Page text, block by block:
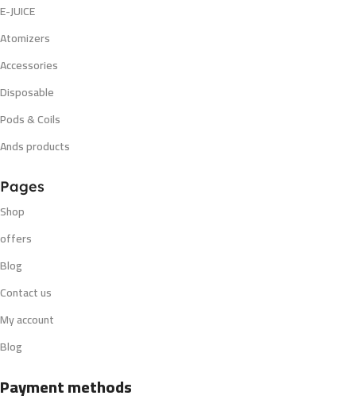
E-JUICE
Atomizers
Accessories
Disposable
Pods & Coils
Ands products
Pages
Shop
offers
Blog
Contact us
My account
Blog
Payment methods